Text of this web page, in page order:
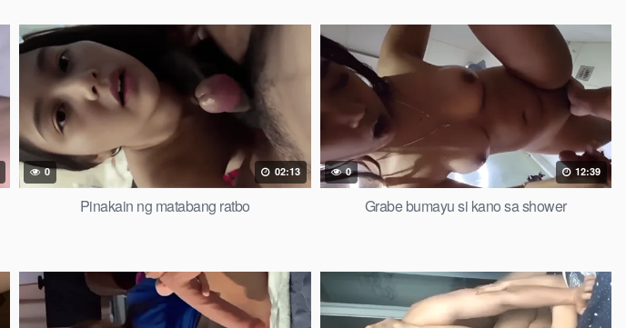
0 02:13
Pinakain ng matabang ratbo
0 12:39
Grabe bumayu si kano sa shower